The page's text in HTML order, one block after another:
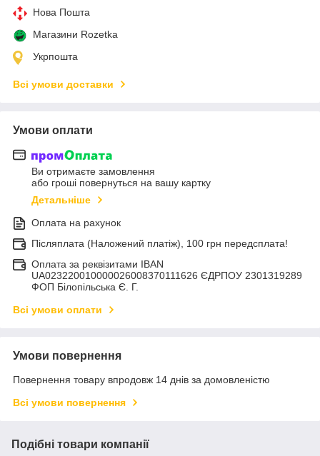
Нова Пошта
Магазини Rozetka
Укрпошта
Всі умови доставки
Умови оплати
Ви отримаєте замовлення
або гроші повернуться на вашу картку
Детальніше
Оплата на рахунок
Післяплата (Наложений платіж), 100 грн передсплата!
Оплата за реквізитами IBAN
UA023220010000026008370111626 ЄДРПОУ 2301319289
ФОП Білопільська Є. Г.
Всі умови оплати
Умови повернення
Повернення товару впродовж 14 днів за домовленістю
Всі умови повернення
Подібні товари компанії